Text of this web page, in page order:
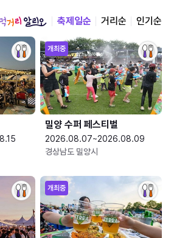
축제일순 거리순 인기순
개최중
밀양 수퍼 페스티벌
2026.08.07~2026.08.09
경상남도 밀양시
개최중